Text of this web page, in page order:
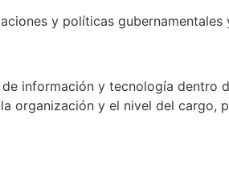
y políticas gubernamentales
información y tecnología dentro
organización y el nivel del cargo,